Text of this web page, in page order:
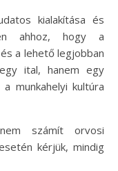
kialakítása és
ahhoz, hogy a
a lehető legjobban
ital, hanem egy
munkahelyi kultúra
számít orvosi
kérjük, mindig